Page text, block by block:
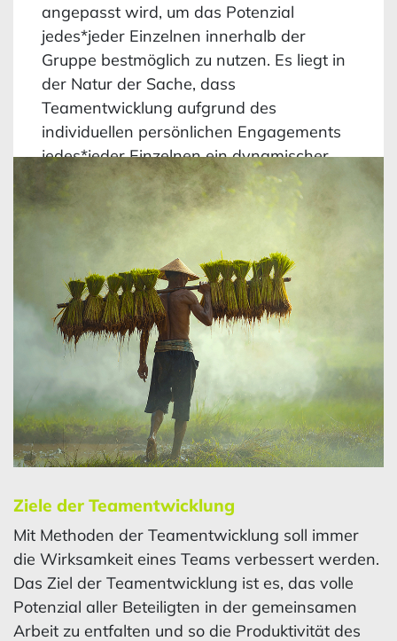
angepasst wird, um das Potenzial
jedes*jeder Einzelnen innerhalb der
Gruppe bestmöglich zu nutzen. Es liegt in
der Natur der Sache, dass
Teamentwicklung aufgrund des
individuellen persönlichen Engagements
jedes*jeder Einzelnen ein dynamischer
Prozess und ständig im Wandel ist.
Ziele der Teamentwicklung
Mit Methoden der Teamentwicklung soll immer
die Wirksamkeit eines Teams verbessert werden.
Das Ziel der Teamentwicklung ist es, das volle
Potenzial aller Beteiligten in der gemeinsamen
Arbeit zu entfalten und so die Produktivität des